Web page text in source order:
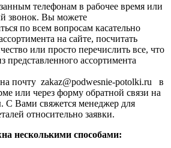
телефонам в рабочее время или
звонок. Вы можете
по всем вопросам касательно
на сайте, посчитать
или просто перечислить все, что
представленного ассортимента
на почту zakaz@podwesnie-potolki.ru в
или через форму обратной связи на
С Вами свяжется менеджер для
относительно заявки.
несколькими способами: